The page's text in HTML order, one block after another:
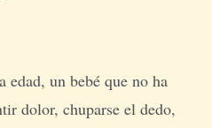
edad, un bebé que no ha
dolor, chuparse el dedo,